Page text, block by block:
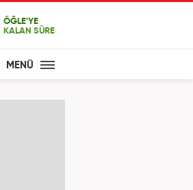
ÖĞLE'YE
KALAN SÜRE
MENÜ